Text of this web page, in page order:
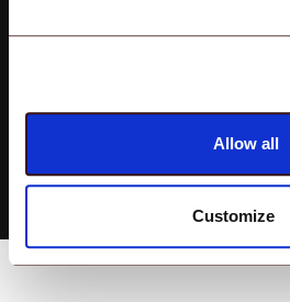
Allow all
Customize
locali o